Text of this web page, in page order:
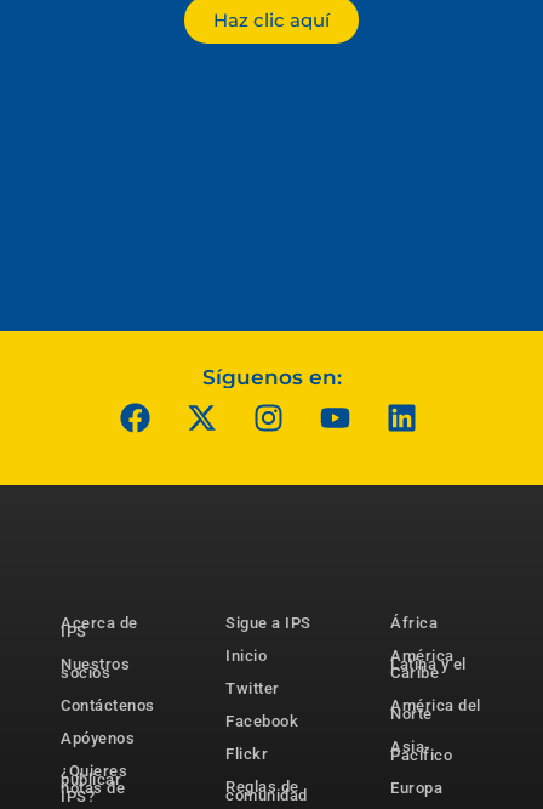
Haz clic aquí
Síguenos en:
Acerca de
IPS
Nuestros
socios
Contáctenos
Apóyenos
¿Quieres
publicar
notas de
IPS?
Sigue a IPS
Inicio
Twitter
Facebook
Flickr
Reglas de
comunidad
África
América
Latina y el
Caribe
América del
Norte
Asia-
Pacífico
Europa